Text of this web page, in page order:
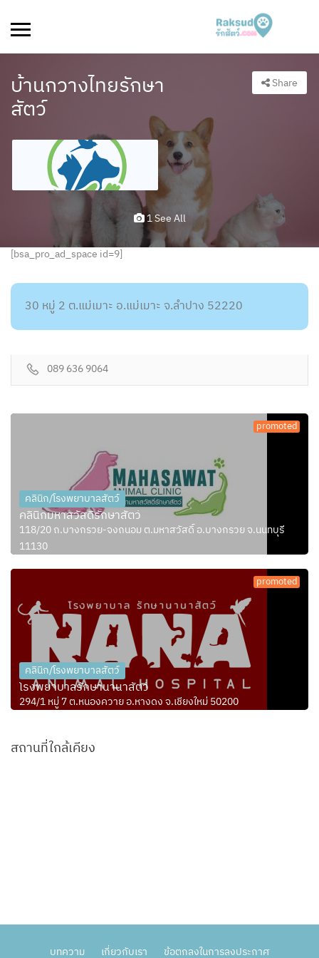
บ้านกวางไทยรักษา
สัตว์
Share
1 See All
[bsa_pro_ad_space id=9]
30 หมู่ 2 ต.แม่เมาะ อ.แม่เมาะ จ.ลำปาง 52220
089 636 9064
promoted
คลินิก/โรงพยาบาลสัตว์
คลินิกมหาสวัสดิ์รักษาสัตว์
118/20 ถ.บางกรวย-จงถนอม ต.มหาสวัสดิ์ อ.บางกรวย จ.นนทบุรี
11130
promoted
คลินิก/โรงพยาบาลสัตว์
โรงพยาบาลรักษานานาสัตว์
294/1 หมู่ 7 ต.หนองควาย อ.หางดง จ.เชียงใหม่ 50200
สถานที่ใกล้เคียง
บทความ เกี่ยวกับเรา ข้อตกลงในการลงประกาศ